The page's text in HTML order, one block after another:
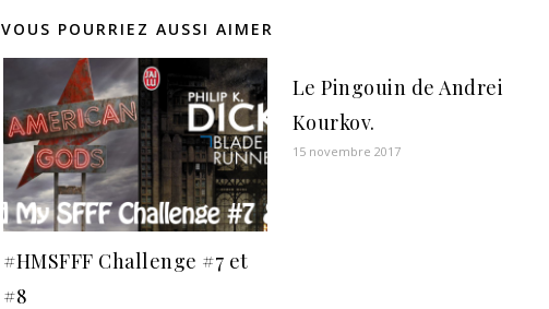
VOUS POURRIEZ AUSSI AIMER
#HMSFFF Challenge #7 et
#8
Le Pingouin de Andrei
Kourkov.
15 novembre 2017